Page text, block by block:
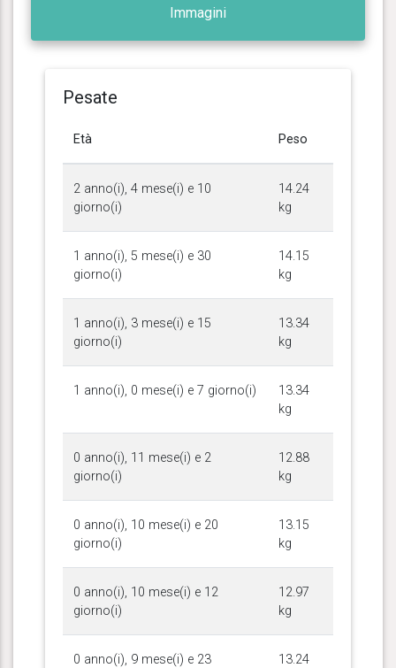
Immagini
Pesate
Età Peso
2 anno(i), 4 mese(i) e 10
giorno(i)
14.24
kg
1 anno(i), 5 mese(i) e 30
giorno(i)
14.15
kg
1 anno(i), 3 mese(i) e 15
giorno(i)
13.34
kg
1 anno(i), 0 mese(i) e 7 giorno(i)
13.34
kg
0 anno(i), 11 mese(i) e 2
giorno(i)
12.88
kg
0 anno(i), 10 mese(i) e 20
giorno(i)
13.15
kg
0 anno(i), 10 mese(i) e 12
giorno(i)
12.97
kg
0 anno(i), 9 mese(i) e 23
13.24